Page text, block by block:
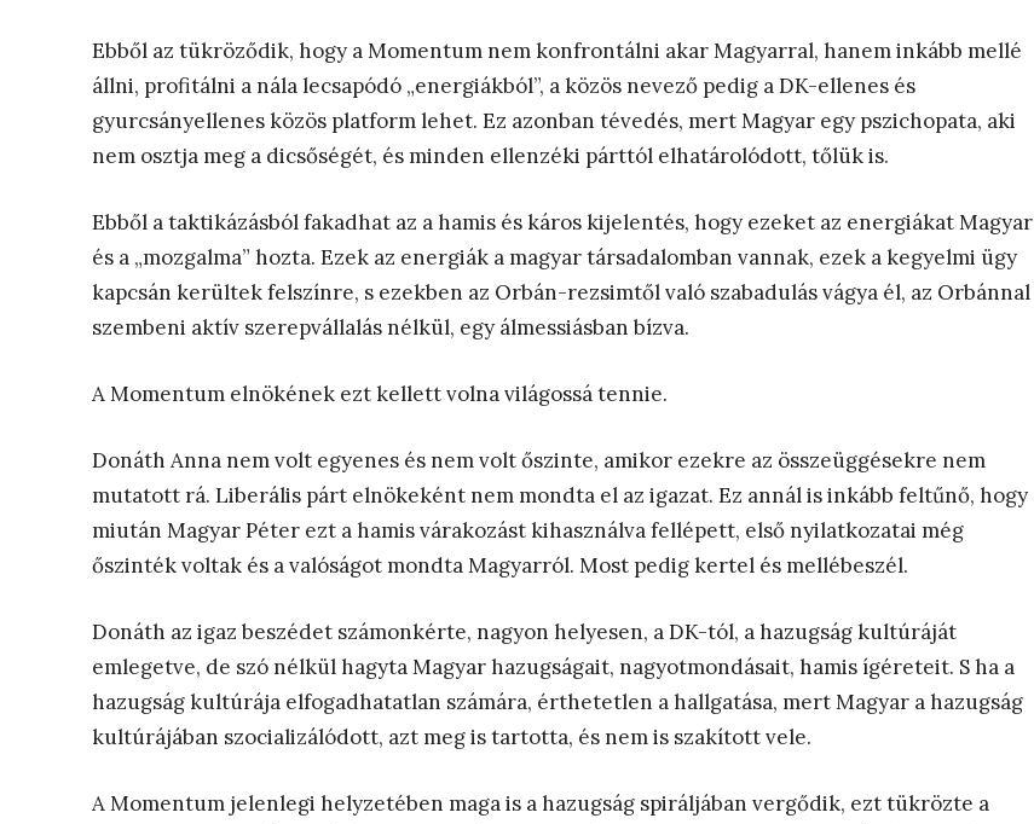
Ebből az tükröződik, hogy a Momentum nem konfrontálni akar Magyarral, hanem inkább mellé
állni, profitálni a nála lecsapódó „energiákból”, a közös nevező pedig a DK-ellenes és
gyurcsányellenes közös platform lehet. Ez azonban tévedés, mert Magyar egy pszichopata, aki
nem osztja meg a dicsőségét, és minden ellenzéki párttól elhatárolódott, tőlük is.
Ebből a taktikázásból fakadhat az a hamis és káros kijelentés, hogy ezeket az energiákat Magyar
és a „mozgalma” hozta. Ezek az energiák a magyar társadalomban vannak, ezek a kegyelmi ügy
kapcsán kerültek felszínre, s ezekben az Orbán-rezsimtől való szabadulás vágya él, az Orbánnal
szembeni aktív szerepvállalás nélkül, egy álmessiásban bízva.
A Momentum elnökének ezt kellett volna világossá tennie.
Donáth Anna nem volt egyenes és nem volt őszinte, amikor ezekre az összeüggésekre nem
mutatott rá. Liberális párt elnökeként nem mondta el az igazat. Ez annál is inkább feltűnő, hogy
miután Magyar Péter ezt a hamis várakozást kihasználva fellépett, első nyilatkozatai még
őszinték voltak és a valóságot mondta Magyarról. Most pedig kertel és mellébeszél.
Donáth az igaz beszédet számonkérte, nagyon helyesen, a DK-tól, a hazugság kultúráját
emlegetve, de szó nélkül hagyta Magyar hazugságait, nagyotmondásait, hamis ígéreteit. S ha a
hazugság kultúrája elfogadhatatlan számára, érthetetlen a hallgatása, mert Magyar a hazugság
kultúrájában szocializálódott, azt meg is tartotta, és nem is szakított vele.
A Momentum jelenlegi helyzetében maga is a hazugság spiráljában vergődik, ezt tükrözte a